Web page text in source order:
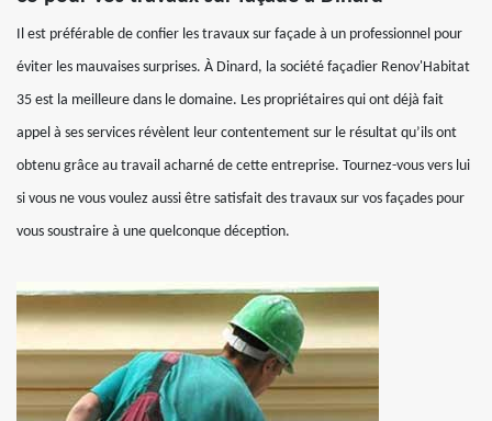
Il est préférable de confier les travaux sur façade à un professionnel pour
éviter les mauvaises surprises. À Dinard, la société façadier Renov'Habitat
35 est la meilleure dans le domaine. Les propriétaires qui ont déjà fait
appel à ses services révèlent leur contentement sur le résultat qu’ils ont
obtenu grâce au travail acharné de cette entreprise. Tournez-vous vers lui
si vous ne vous voulez aussi être satisfait des travaux sur vos façades pour
vous soustraire à une quelconque déception.